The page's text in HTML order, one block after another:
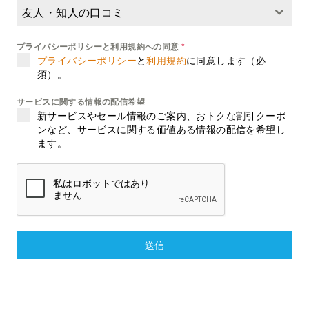
友人・知人の口コミ
プライバシーポリシーと利用規約への同意 *
プライバシーポリシーと利用規約に同意します（必
須）。
サービスに関する情報の配信希望
新サービスやセール情報のご案内、おトクな割引クーポ
ンなど、サービスに関する価値ある情報の配信を希望し
ます。
送信